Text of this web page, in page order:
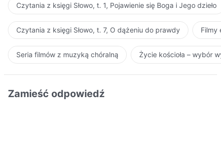
Czytania z księgi Słowo, t. 1, Pojawienie się Boga i Jego dzieło
Czytania z księgi Słowo, t. 7, O dążeniu do prawdy Filmy
Seria filmów z muzyką chóralną Życie kościoła – wybór
Zamieść odpowiedź